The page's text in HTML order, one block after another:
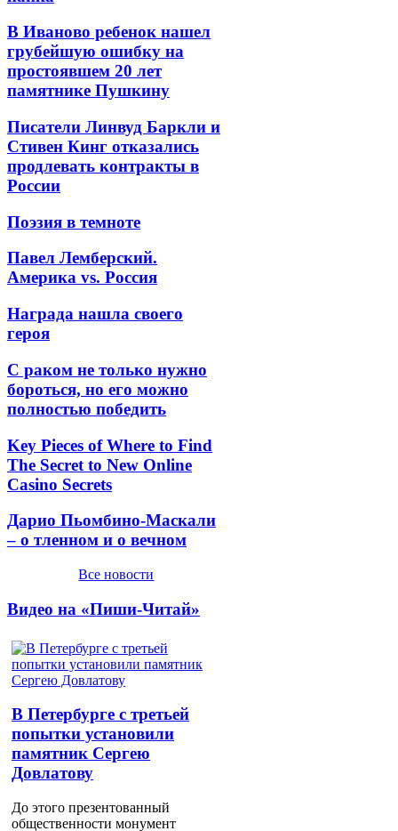
В Иваново ребенок нашел
грубейшую ошибку на
простоявшем 20 лет
памятнике Пушкину
Писатели Линвуд Баркли и
Стивен Кинг отказались
продлевать контракты в
России
Поэзия в темноте
Павел Лемберский.
Америка vs. Россия
Награда нашла своего
героя
С раком не только нужно
бороться, но его можно
полностью победить
Key Pieces of Where to Find
The Secret to New Online
Casino Secrets
Дарио Пьомбино-Маскали
– о тленном и о вечном
Все новости
Видео на «Пиши-Читай»
В Петербурге с третьей
попытки установили
памятник Сергею
Довлатову
До этого презентованный
общественности монумент